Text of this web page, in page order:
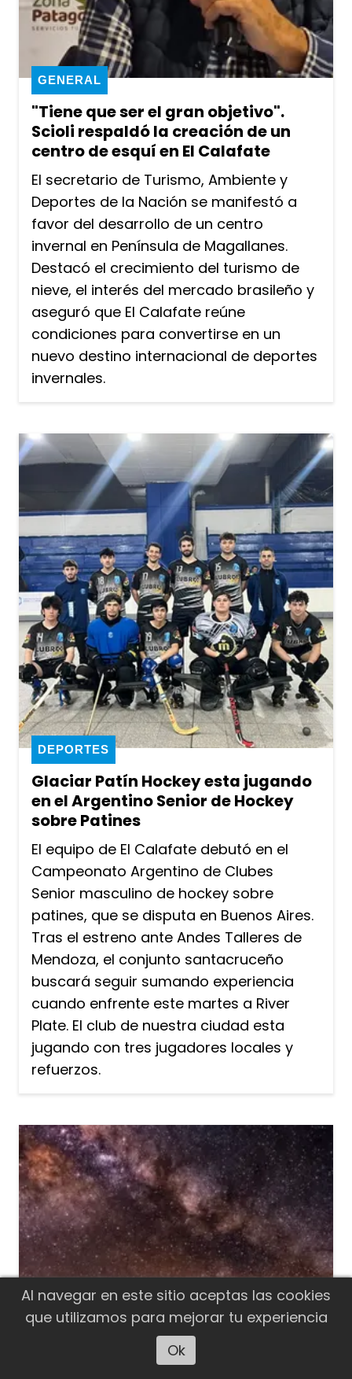
"Tiene que ser el gran objetivo".
Scioli respaldó la creación de un
centro de esquí en El Calafate
GENERAL
El secretario de Turismo, Ambiente y
Deportes de la Nación se manifestó a
favor del desarrollo de un centro
invernal en Península de Magallanes.
Destacó el crecimiento del turismo de
nieve, el interés del mercado brasileño y
aseguró que El Calafate reúne
condiciones para convertirse en un
nuevo destino internacional de deportes
invernales.
Glaciar Patín Hockey esta jugando
en el Argentino Senior de Hockey
sobre Patines
DEPORTES
El equipo de El Calafate debutó en el
Campeonato Argentino de Clubes
Senior masculino de hockey sobre
patines, que se disputa en Buenos Aires.
Tras el estreno ante Andes Talleres de
Mendoza, el conjunto santacruceño
buscará seguir sumando experiencia
cuando enfrente este martes a River
Plate. El club de nuestra ciudad esta
jugando con tres jugadores locales y
refuerzos.
Al navegar en este sitio aceptas las cookies
que utilizamos para mejorar tu experiencia
Ok